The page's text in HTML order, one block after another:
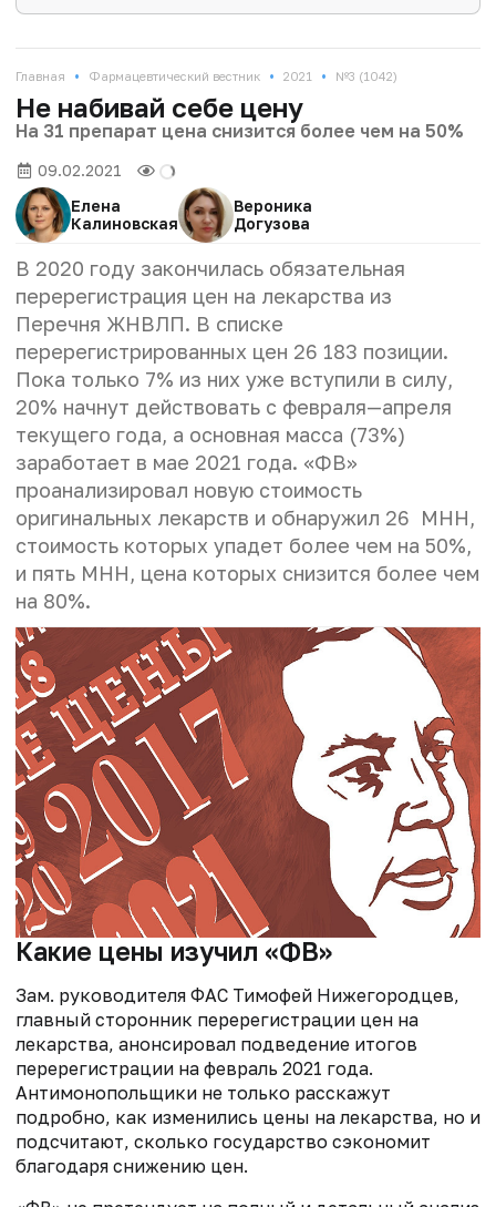
Главная • Фармацевтический вестник • 2021 • №3 (1042)
Не набивай себе цену
На 31 препарат цена снизится более чем на 50%
09.02.2021
Елена
Калиновская
Вероника
Догузова
В 2020 году закончилась обязательная
перерегистрация цен на лекарства из
Перечня ЖНВЛП. В списке
перерегистрированных цен 26 183 позиции.
Пока только 7% из них уже вступили в силу,
20% начнут действовать с февраля—апреля
текущего года, а основная масса (73%)
заработает в мае 2021 года. «ФВ»
проанализировал новую стоимость
оригинальных лекарств и обнаружил 26 МНН,
стоимость которых упадет более чем на 50%,
и пять МНН, цена которых снизится более чем
на 80%.
Какие цены изучил «ФВ»
Зам. руководителя ФАС Тимофей Нижегородцев,
главный сторонник перерегистрации цен на
лекарства, анонсировал подведение итогов
перерегистрации на февраль 2021 года.
Антимонопольщики не только расскажут
подробно, как изменились цены на лекарства, но и
подсчитают, сколько государство сэкономит
благодаря снижению цен.